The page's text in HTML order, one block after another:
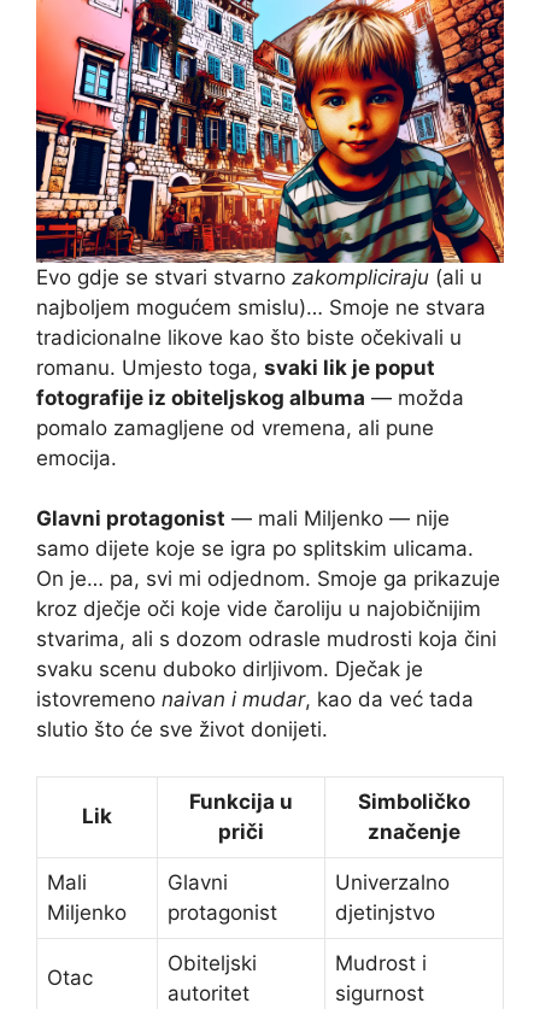
Evo gdje se stvari stvarno zakompliciraju (ali u
najboljem mogućem smislu)… Smoje ne stvara
tradicionalne likove kao što biste očekivali u
romanu. Umjesto toga, svaki lik je poput
fotografije iz obiteljskog albuma — možda
pomalo zamagljene od vremena, ali pune
emocija.
Glavni protagonist — mali Miljenko — nije
samo dijete koje se igra po splitskim ulicama.
On je… pa, svi mi odjednom. Smoje ga prikazuje
kroz dječje oči koje vide čaroliju u najobičnijim
stvarima, ali s dozom odrasle mudrosti koja čini
svaku scenu duboko dirljivom. Dječak je
istovremeno naivan i mudar, kao da već tada
slutio što će sve život donijeti.
Lik
Funkcija u
priči
Simboličko
značenje
Mali
Miljenko
Glavni
protagonist
Univerzalno
djetinjstvo
Otac
Obiteljski
autoritet
Mudrost i
sigurnost